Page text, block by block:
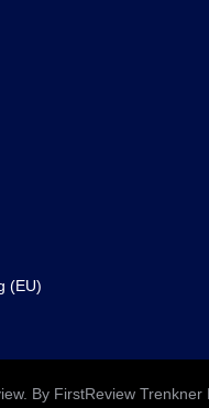
(EU)
By FirstReview Trenkner